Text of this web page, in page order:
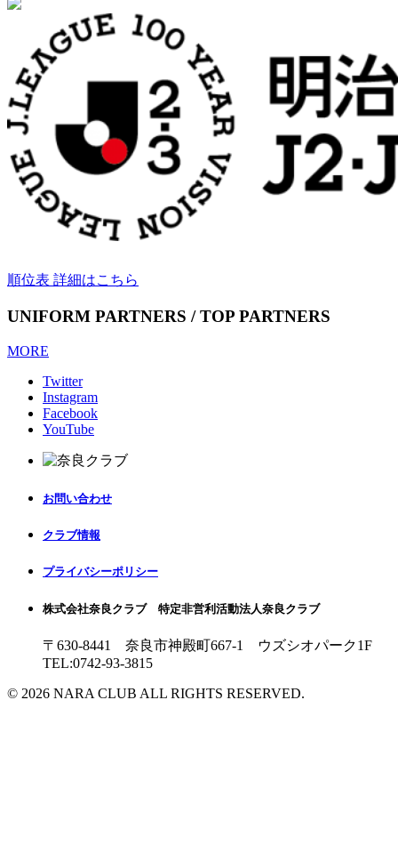
順位表 詳細はこちら
UNIFORM PARTNERS / TOP PARTNERS
MORE
Twitter
Instagram
Facebook
YouTube
お問い合わせ
クラブ情報
プライバシーポリシー
株式会社奈良クラブ 特定非営利活動法人奈良クラブ
〒630-8441 奈良市神殿町667-1
ウズシオパーク1F
TEL:0742-93-3815
© 2026 NARA CLUB ALL RIGHTS RESERVED.